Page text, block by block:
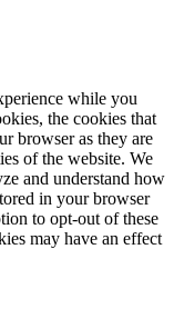
while you
the cookies that
browser as they are
of the website. We
and understand how
in your browser
to opt-out of these
may have an effect